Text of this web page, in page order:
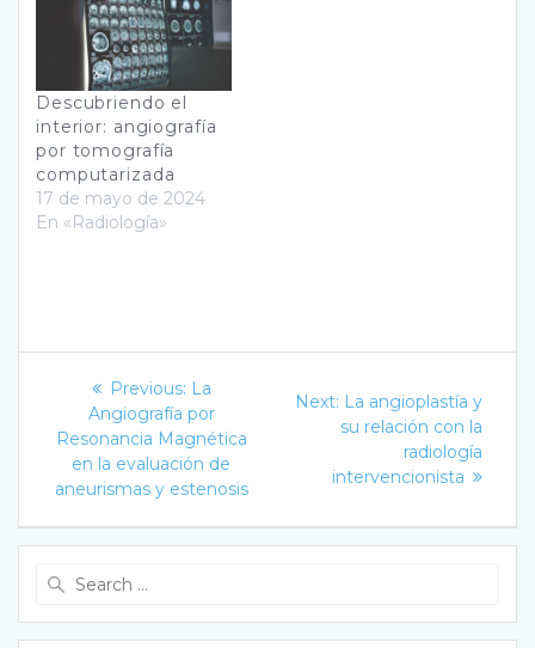
Descubriendo el
interior: angiografía
por tomografía
computarizada
17 de mayo de 2024
En «Radiología»
Navegación
de
entradas
Previous: Previous
post:
La
Angiografía por
Resonancia Magnética
en la evaluación de
aneurismas y estenosis
Next: Next
post:
La angioplastía y
su relación con la
radiología
intervencionista